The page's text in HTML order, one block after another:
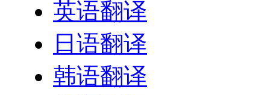
英语翻译
日语翻译
韩语翻译